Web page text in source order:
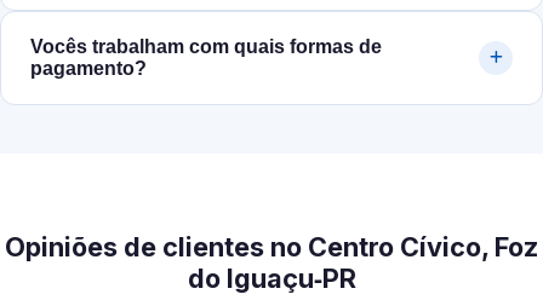
Vocês trabalham com quais formas de
pagamento?
Opiniões de clientes no Centro Cívico, Foz
do Iguaçu‑PR